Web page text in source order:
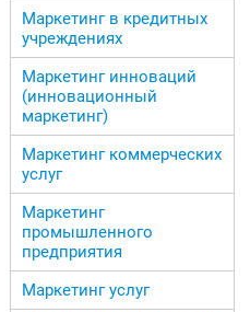
Маркетинг в кредитных
учреждениях
Маркетинг инноваций
(инновационный
маркетинг)
Маркетинг коммерческих
услуг
Маркетинг
промышленного
предприятия
Маркетинг услуг